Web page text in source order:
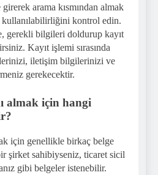
arama kısmından almak
kullanılabilirliğini kontrol edin.
gerekli bilgileri doldurup kayıt
Kayıt işlemi sırasında
iletişim bilgilerinizi ve
gerekecektir.
almak için hangi
için genellikle birkaç belge
şirket sahibiyseniz, ticaret sicil
gibi belgeler istenebilir.